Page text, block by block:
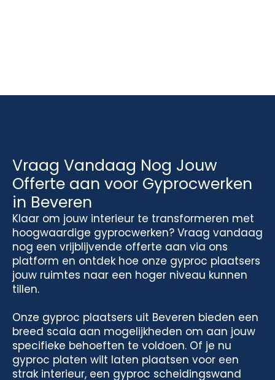
Vraag Vandaag Nog Jouw
Offerte aan voor Gyprocwerken
in Beveren
Klaar om jouw interieur te transformeren met
hoogwaardige gyprocwerken? Vraag vandaag
nog een vrijblijvende offerte aan via ons
platform en ontdek hoe onze gyproc plaatsers
jouw ruimtes naar een hoger niveau kunnen
tillen.
Onze gyproc plaatsers uit Beveren bieden een
breed scala aan mogelijkheden om aan jouw
specifieke behoeften te voldoen. Of je nu
gyproc platen wilt laten plaatsen voor een
strak interieur, een gyproc scheidingswand